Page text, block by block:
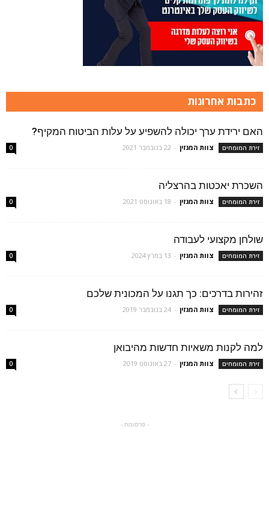
כתבות אחרונות
האם ירידת ערך יכולה להשפיע על עלות הביטוח המקיף?
זירת המומחים צוות המגזין - 22 בנובמבר 2021 0
השכרת יאכטות בהרצליה
זירת המומחים צוות המגזין - 18 באוגוסט 2021 0
שולחן מקצועי לעבודה
זירת המומחים צוות המגזין - 13 במרץ 2024 0
זהירות בדרכים: כך תגנו על המכונית שלכם
זירת המומחים צוות המגזין - 24 בנובמבר 2019 0
למה לקנות משאיות חדשות מהיבואן
זירת המומחים צוות המגזין - 27 באוגוסט 2019 0
- פרסומת -